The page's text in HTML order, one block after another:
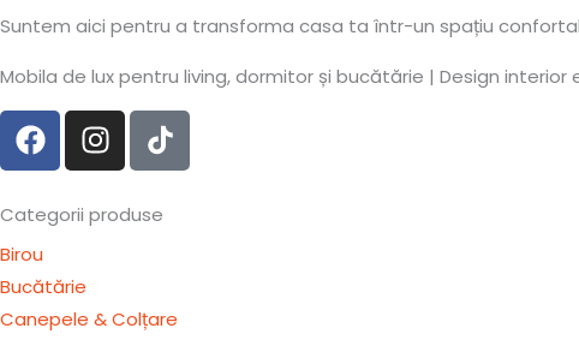
Suntem aici pentru a transforma casa ta într-un spațiu
Mobila de lux pentru living, dormitor și bucătărie | Design interior
F
a
c
e
b
o
o
I
n
s
t
r
T
i
k
t
Categorii produse
Birou
Bucătărie
Canepele & Colțare